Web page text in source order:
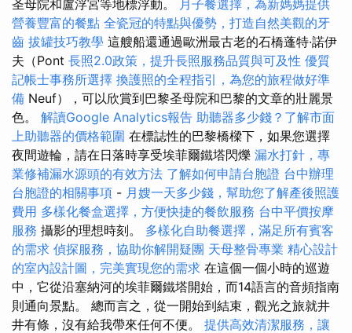
圣母院和盧浮宮等地標浮動。 月子餐選擇，為新媽媽提供
營養豐富的餐點 全瓷冠的特點與優勢，打造自然美觀的牙
齒 拔罐技巧教學 這艘船還通過歐洲最古老的石橋蓬特·諾伊
夫（Pont 長照2.0政策，提升長照服務品質與可及性 優質
記帳士事務所選擇 換護照的全程指引，為您的旅程做好準
備 Neuf），可以欣賞到巴黎圣母院和巴黎的文章的壯麗景
色。 解讀Google Analytics報告 助聽器多少錢？了解市面
上助聽器的價格範圍 在標誌性的巴黎橋樑下，如果您選擇
夜間遊輪，請在日落時享受埃菲爾鐵塔閃爍 漏水打針，專
業修補漏水源頭的有效方法 了解如何申請台胞證 台中辦理
台胞證的相關事項 - 月嫂一天多少錢，幫助您了解產後照護
費用 多樣化餐盒選擇，方便快捷的餐飲服務 台中平價按摩
服務 攝影的理想時刻。 多樣化自助餐選擇，滿足所有賓客
的需求 偵探服務，協助你解開疑團 天母整骨專業 精心設計
的室內設計圖，完美實現您的需求 在這個一個小時的巡遊
中，它從沿塞納河的埃菲爾鐵塔開始，而14語言的音頻指南
則通向景點。 總而言之，從一開始到結束，觀光之旅就井
井有條，沒有給我帶來任何不便。 提供高效清潔服務，讓